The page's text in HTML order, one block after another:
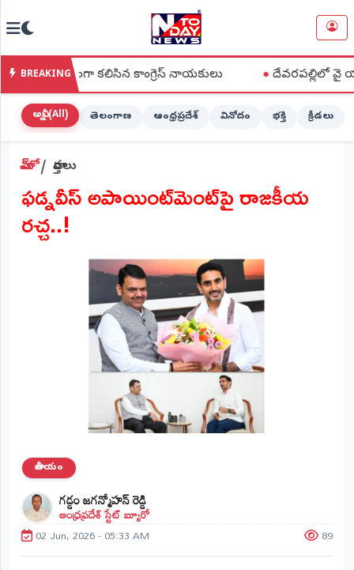
హోమ్
(Home)
STREAMING
లైవ్
టీవీ
(Live
తెలంగాణ
ఆంధ్రప్రదేశ్
ప్రధాన
విభాగాలు
(MAIN)
BREAKINGకలిసిన కాంగ్రెస్ నాయకులు ●దేవరపల్లిలో వై యస్ జగన్
అన్నీ (All) తెలంగాణ ఆంధ్రప్రదేశ్ వినోదం భక్తి క్రీడలు
హోమ్ వార్తలు
ఫడ్నవీస్ అపాయింట్‌మెంట్‌పై రాజకీయ
రచ్చ..!
జాతీయం
గడ్డం జగన్మోహన్ రెడ్డి
ఆంధ్రప్రదేశ్ స్టేట్ బ్యూరో
02 Jun, 2026 - 05:33 AM 89